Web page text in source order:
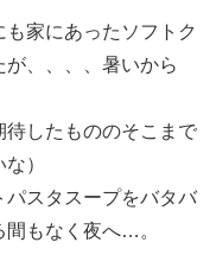
家にあったソフトク
、、、、暑いから
したもののそこまで
）
スタスープをバタバ
間もなく夜へ…。